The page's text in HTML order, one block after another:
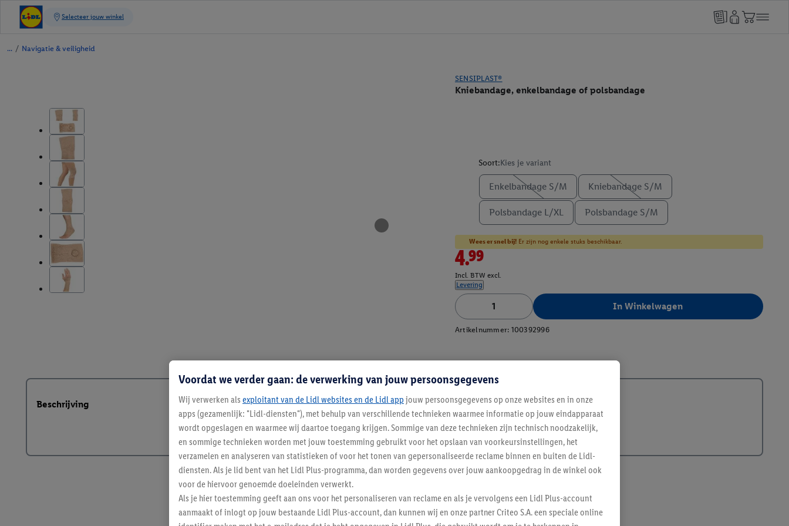
/ Navigatie & veiligheid
SENSIPLAST®
Kniebandage, enkelbandage of polsbandage
Soort:Kies je variant
Enkelbandage S/M Kniebandage S/M
Polsbandage L/XL Polsbandage S/M
Wees er snel bij!Er zijn nog enkele stuks beschikbaar.
4.99
Incl. BTW excl.
Levering
In Winkelwagen
Artikelnummer: 100392996
Beschrijving
Voordat we verder gaan: de verwerking van jouw persoonsgegevens
Wij verwerken als exploitant van de Lidl websites en de Lidl app jouw persoonsgegevens op onze websites en in onze
apps (gezamenlijk: "Lidl-diensten"), met behulp van verschillende technieken waarmee informatie op jouw eindapparaat
wordt opgeslagen en waarmee wij daartoe toegang krijgen. Sommige van deze technieken zijn technisch noodzakelijk,
en sommige technieken worden met jouw toestemming gebruikt voor het opslaan van voorkeursinstellingen, het
verzamelen en analyseren van statistieken of voor het tonen van gepersonaliseerde reclame binnen en buiten de Lidl-
diensten. Als je lid bent van het Lidl Plus-programma, dan worden gegevens over jouw aankoopgedrag in de winkel ook
voor de hiervoor genoemde doeleinden verwerkt.
Als je hier toestemming geeft aan ons voor het personaliseren van reclame en als je vervolgens een Lidl Plus-account
aanmaakt of inlogt op jouw bestaande Lidl Plus-account, dan kunnen wij en onze partner Criteo S.A. een speciale online